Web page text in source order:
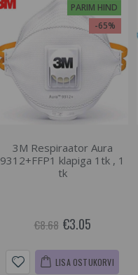
PARIM HIND
-65%
3M Respiraator Aura
9312+FFP1 klapiga 1tk , 1
tk
€8.68 €3.05
LISA OSTUKORVI